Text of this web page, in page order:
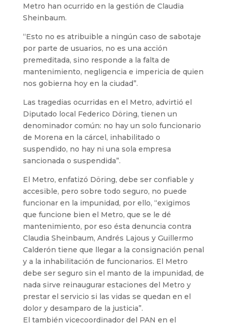
Metro han ocurrido en la gestión de Claudia
Sheinbaum.
“Esto no es atribuible a ningún caso de sabotaje
por parte de usuarios, no es una acción
premeditada, sino responde a la falta de
mantenimiento, negligencia e impericia de quien
nos gobierna hoy en la ciudad”.
Las tragedias ocurridas en el Metro, advirtió el
Diputado local Federico Döring, tienen un
denominador común: no hay un solo funcionario
de Morena en la cárcel, inhabilitado o
suspendido, no hay ni una sola empresa
sancionada o suspendida”.
El Metro, enfatizó Döring, debe ser confiable y
accesible, pero sobre todo seguro, no puede
funcionar en la impunidad, por ello, “exigimos
que funcione bien el Metro, que se le dé
mantenimiento, por eso ésta denuncia contra
Claudia Sheinbaum, Andrés Lajous y Guillermo
Calderón tiene que llegar a la consignación penal
y a la inhabilitación de funcionarios. El Metro
debe ser seguro sin el manto de la impunidad, de
nada sirve reinaugurar estaciones del Metro y
prestar el servicio si las vidas se quedan en el
dolor y desamparo de la justicia”.
El también vicecoordinador del PAN en el